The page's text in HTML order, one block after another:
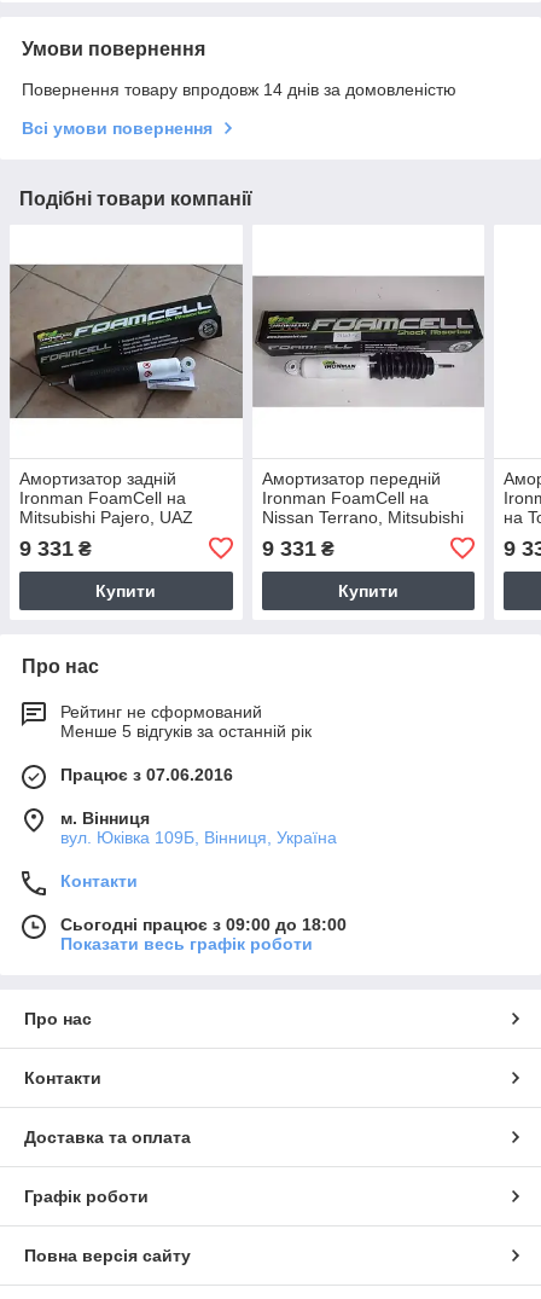
Умови повернення
Повернення товару впродовж 14 днів за домовленістю
Всі умови повернення
Подібні товари компанії
Амортизатор задній
Ironman FoamCell на
Mitsubishi Pajero, UAZ
Patriot масляний 24646FE
9 331 ₴
Купити
Амортизатор передній
Ironman FoamCell на
Nissan Terrano, Mitsubishi
Pajero масляний 24667FE
9 331₴
Купити
на
9
Про нас
Рейтинг не сформований
Менше 5 відгуків за останній рік
Працює з 07.06.2016
м. Вінниця
вул. Юківка 109Б, Вінниця, Україна
Контакти
Сьогодні працює з 09:00 до 18:00
Показати весь графік роботи
Про нас
Контакти
Доставка та оплата
Графік роботи
Повна версія сайту